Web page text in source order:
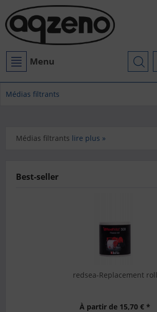
Menu
Médias filtrants
Médias filtrants lire plus »
Best-seller
redsea-Replacement roll
À partir de 15,70 € *